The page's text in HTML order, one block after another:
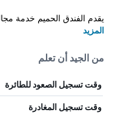
يقدم الفندق الحميم خدمة
المزيد
من الجيد أن تعلم
وقت تسجيل الصعود للطائرة
وقت تسجيل المغادرة